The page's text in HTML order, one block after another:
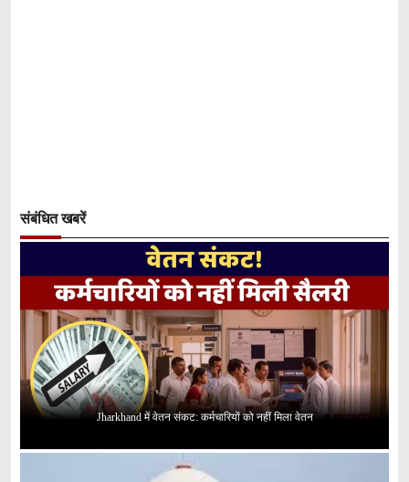
संबंधित खबरें
Jharkhand में वेतन संकट: कर्मचारियों को नहीं मिला वेतन